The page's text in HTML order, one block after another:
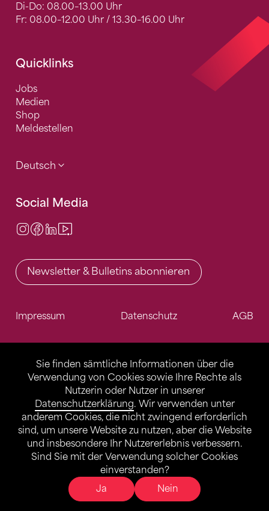
Sie finden sämtliche Informationen über die
Verwendung von Cookies sowie Ihre Rechte als
Nutzerin oder Nutzer in unserer
Datenschutzerklärung. Wir verwenden unter
anderem Cookies, die nicht zwingend erforderlich
sind, um unsere Website zu nutzen, aber die Website
und insbesondere Ihr Nutzererlebnis verbessern.
Sind Sie mit der Verwendung solcher Cookies
einverstanden?
Ja
Nein
Di-Do: 08.00–13.00 Uhr
Fr: 08.00–12.00 Uhr / 13.30–16.00 Uhr
Quicklinks
Jobs
Medien
Shop
Meldestellen
Deutsch
Social Media
Instagram
Facebook
LinkedIn
Newsletter & Bulletins abonnieren
Impressum Datenschutz AGB